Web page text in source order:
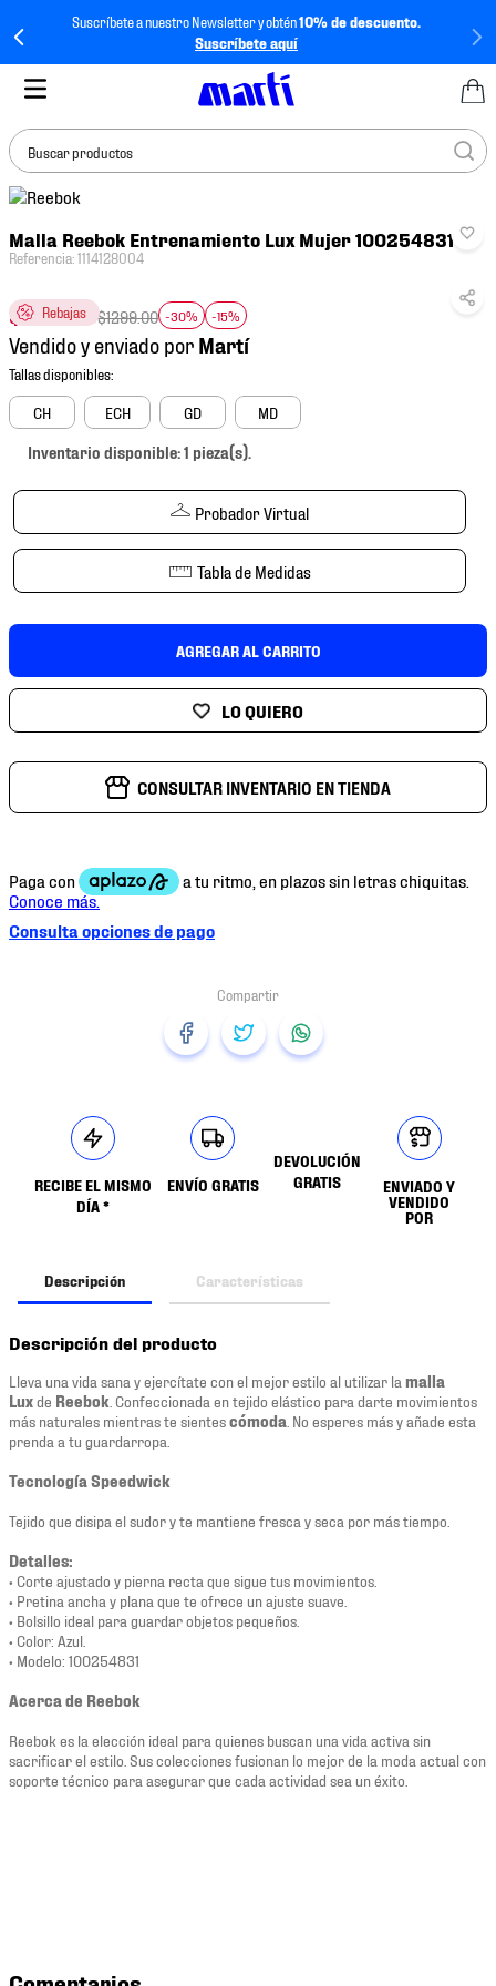
Suscríbete a nuestro Newsletter y obtén10% de descuento.
Suscríbete aquí
Buscar productos
Malla Reebok Entrenamiento Lux Mujer 100254831
Referencia:1114128004
Rebajas
$772.90 $1299.00 -30% -15%
Vendido y enviado por
CH ECH GD MD
Inventario disponible: 1 pieza(s).
Probador Virtual
Tabla de Medidas
AGREGAR AL CARRITO
CONSULTAR INVENTARIO EN TIENDA
Consulta opciones de pago
RECIBE EL MISMO
DÍA *
ENVÍO GRATIS
DEVOLUCIÓN
GRATIS
ENVIADO Y
VENDIDO
POR
Descripción Características
Descripción del producto
Lleva una vida sana y ejercítate con el mejor estilo al utilizar la malla
Luxde Reebok . Confeccionada en tejido elástico para darte movimientos
más naturales mientras te sientescómoda . No esperes más y añade esta
prenda a tu guardarropa.
Tecnología Speedwick
Tejido que disipa el sudor y te mantiene fresca y seca por más tiempo.
Detalles:
• Corte ajustado y pierna recta que sigue tus movimientos.
• Pretina ancha y plana que te ofrece un ajuste suave.
• Bolsillo ideal para guardar objetos pequeños.
• Color: Azul.
• Modelo: 100254831
Acerca de Reebok
Reebok es la elección ideal para quienes buscan una vida activa sin
sacrificar el estilo. Sus colecciones fusionan lo mejor de la moda actual con
soporte técnico para asegurar que cada actividad sea un éxito.
BUSCADOS
2.
tenis hombre
3.
tenis
4.
tenis futbol
5.
jersey
8.
mochilas
10. tenis nike